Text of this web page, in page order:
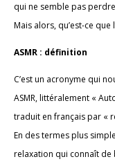
qui ne semble pas
Mais alors, qu’est-ce que
ASMR : définition
C’est un acronyme qui
ASMR, littéralement «
traduit en français par «
En des termes plus
relaxation qui connaît de